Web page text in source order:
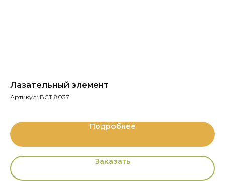
Лазательный элемент
Артикул: ВСТ 8037
Подробнее
Заказать